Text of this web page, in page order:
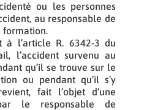
ou les personnes
au responsable de
formation.
à l’article R. 6342-3 du
l’accident survenu au
qu’il se trouve sur le
ou pendant qu’il s’y
fait l’objet d’une
le responsable de